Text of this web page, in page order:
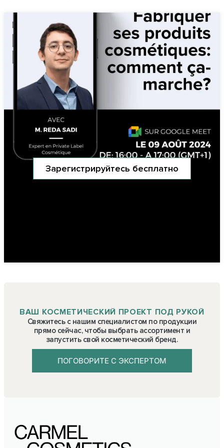
Зарегистрируйтесь бесплатно
ВАШ КОСМЕТИЧЕСКИЙ ПРОЕКТ ПОД РУКОЙ
Свяжитесь с нашим специалистом по продукции
прямо сейчас, чтобы выбрать ассортимент и
запустить свой косметический бренд.
ПОГОВОРИТЕ С ЭКСПЕРТОМ